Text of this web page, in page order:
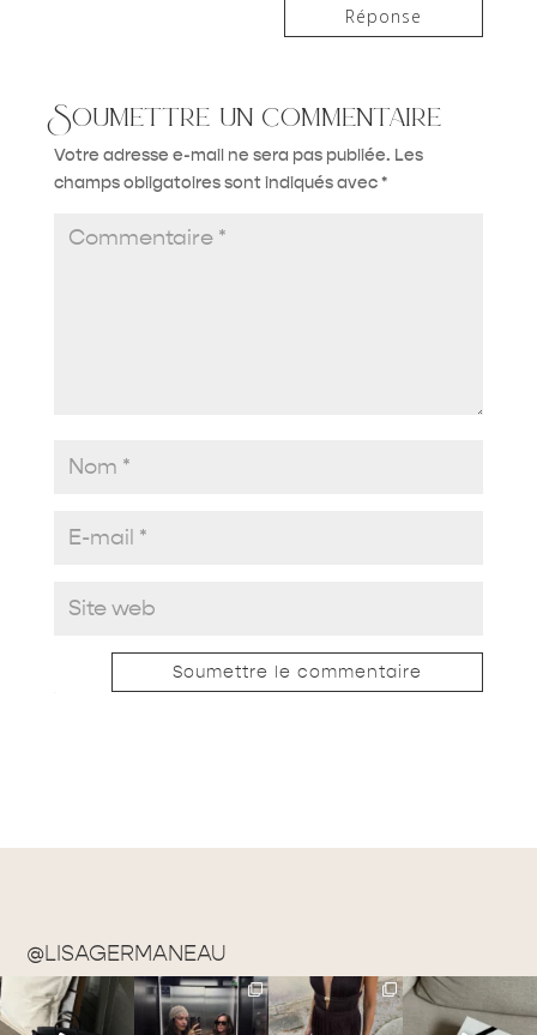
Réponse
Soumettre un commentaire
Votre adresse e-mail ne sera pas publiée. Les
champs obligatoires sont indiqués avec*
Soumettre le commentaire
@LISAGERMANEAU